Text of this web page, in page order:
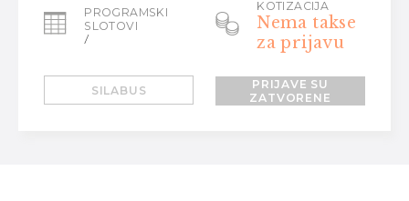
PROGRAMSKI
SLOTOVI
/
KOTIZACIJA
Nema takse
za prijavu
SILABUS
PRIJAVE SU
ZATVORENE